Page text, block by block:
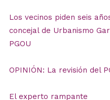
Los vecinos piden seis
concejal de Urbanismo
PGOU
OPINIÓN: La revisión del
El experto rampante